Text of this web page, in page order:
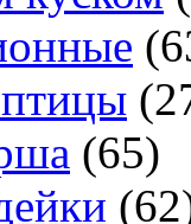
(65)